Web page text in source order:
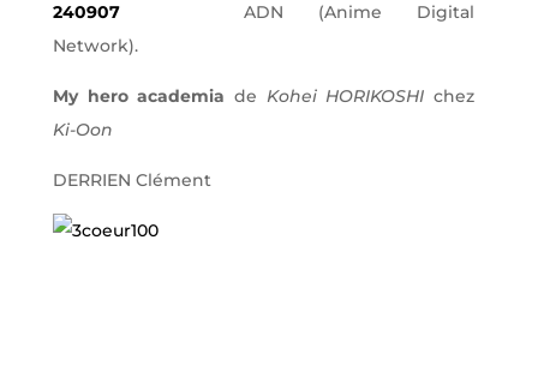
ADN (Anime Digital
Network).
My hero academia de Kohei HORIKOSHI chez
Ki-Oon
DERRIEN Clément